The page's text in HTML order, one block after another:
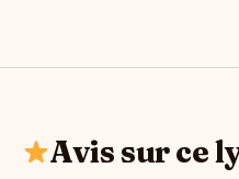
Avis sur ce